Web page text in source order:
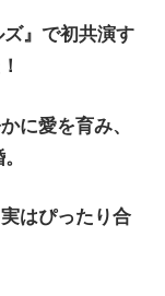
』で初共演す
に愛を育み、
はぴったり合